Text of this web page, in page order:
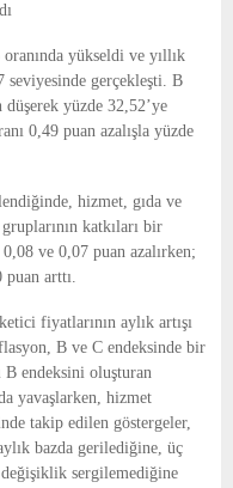
yükseldi ve yıllık
seviyesinde gerçekleşti. B
yüzde 32,52’ye
0,49 puan azalışla yüzde
hizmet, gıda ve
katkıları bir
ve 0,07 puan azalırken;
puan arttı.
fiyatlarının aylık artışı
B ve C endeksinde bir
B endeksini oluşturan
yavaşlarken, hizmet
takip edilen göstergeler,
bazda gerilediğine, üç
sergilemediğine